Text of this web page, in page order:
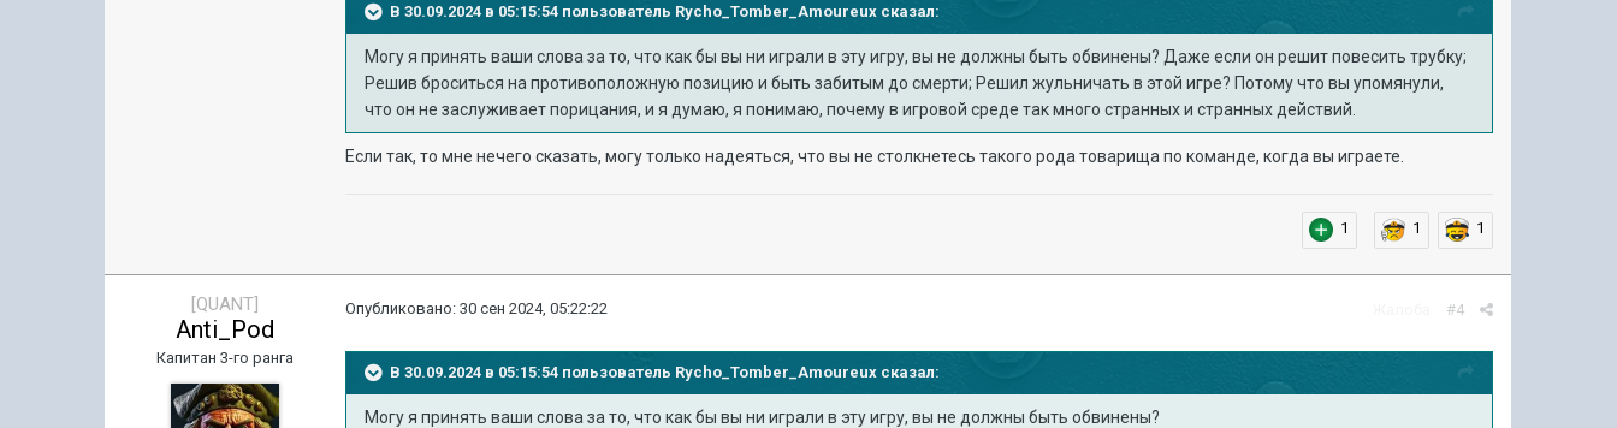
В 30.09.2024 в 05:15:54 пользователь Rycho_Tomber_Amoureux сказал:
Могу я принять ваши слова за то, что как бы вы ни играли в эту игру, вы не должны быть обвинены? Даже если он решит повесить трубку;
Решив броситься на противоположную позицию и быть забитым до смерти; Решил жульничать в этой игре? Потому что вы упомянули,
что он не заслуживает порицания, и я думаю, я понимаю, почему в игровой среде так много странных и странных действий.
Если так, то мне нечего сказать, могу только надеяться, что вы не столкнетесь такого рода товарища по команде, когда вы играете.
1 1 1
[QUANT]
Anti_Pod
Капитан 3-го ранга
#4
Опубликовано:30 сен 2024, 05:22:22
В 30.09.2024 в 05:15:54 пользователь Rycho_Tomber_Amoureux сказал:
Могу я принять ваши слова за то, что как бы вы ни играли в эту игру, вы не должны быть обвинены?